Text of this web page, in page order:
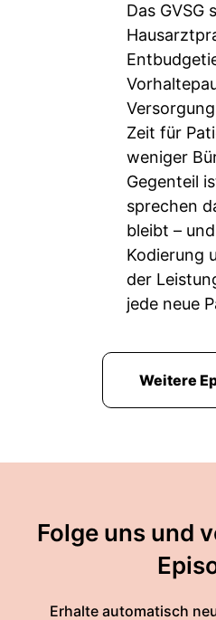
Das GVSG
Zeit für
weniger
Gegenteil
sprechen
bleibt –
Kodierung
der
jede neue
Weitere
Folge uns und
Erhalte automatisch